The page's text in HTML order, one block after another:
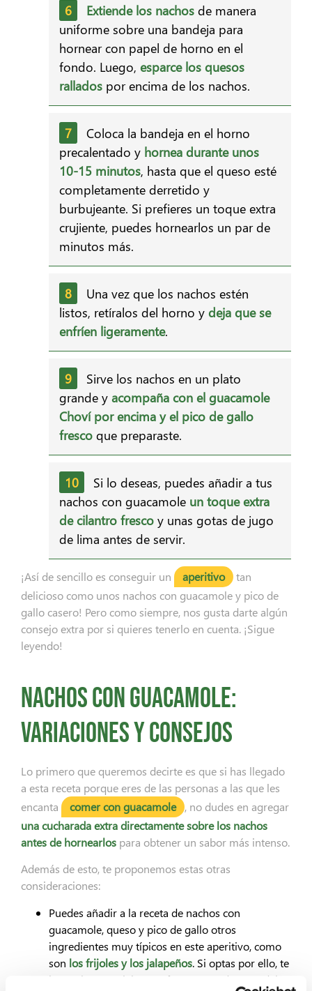
Extiende los nachos de manera
uniforme sobre una bandeja para
hornear con papel de horno en el
fondo. Luego, esparce los quesos
rallados por encima de los nachos.
Coloca la bandeja en el horno
precalentado y hornea durante unos
10-15 minutos, hasta que el queso esté
completamente derretido y
burbujeante. Si prefieres un toque extra
crujiente, puedes hornearlos un par de
minutos más.
Una vez que los nachos estén
listos, retíralos del horno y deja que se
enfríen ligeramente.
Sirve los nachos en un plato
grande y acompaña con el guacamole
Choví por encima y el pico de gallo
fresco que preparaste.
Si lo deseas, puedes añadir a tus
nachos con guacamole un toque extra
de cilantro fresco y unas gotas de jugo
de lima antes de servir.
¡Así de sencillo es conseguir un aperitivo
tan
delicioso como unos nachos con guacamole y pico de
gallo casero! Pero como siempre, nos gusta darte algún
consejo extra por si quieres tenerlo en cuenta. ¡Sigue
leyendo!
Nachos con guacamole:
variaciones y consejos
Lo primero que queremos decirte es que si has llegado
a esta receta porque eres de las personas a las que les
encanta
comer con guacamole
, no dudes en agregar
una cucharada extra directamente sobre los nachos
antes de hornearlos para obtener un sabor más intenso.
Además de esto, te proponemos estas otras
consideraciones:
Puedes añadir a la receta de nachos con
guacamole, queso y pico de gallo otros
ingredientes muy típicos en este aperitivo, como
son los frijoles y los jalapeños. Si optas por ello, te
bastará con un jalapeño fresco cortado en rodajas